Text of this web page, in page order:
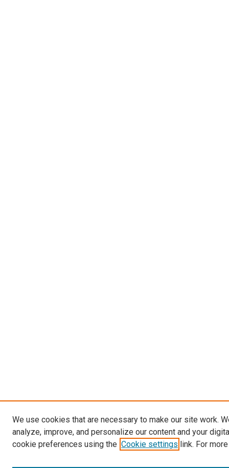
We use cookies that are necessary to make our site work.
analyze, improve, and personalize our content and your
cookie preferences using the Cookie settings link. For